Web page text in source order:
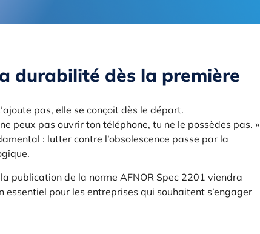
durabilité dès la première
pas, elle se conçoit dès le départ.
peux pas ouvrir ton téléphone, tu ne le possèdes pas. »
: lutter contre l’obsolescence passe par la
publication de la norme AFNOR Spec 2201 viendra
essentiel pour les entreprises qui souhaitent s’engager